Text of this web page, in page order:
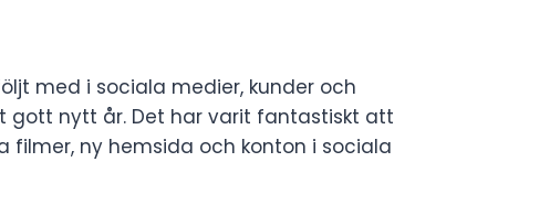
med i sociala medier, kunder och
gott nytt år. Det har varit fantastiskt att
filmer, ny hemsida och konton i sociala